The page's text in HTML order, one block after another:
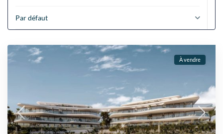
Par défaut
À vendre